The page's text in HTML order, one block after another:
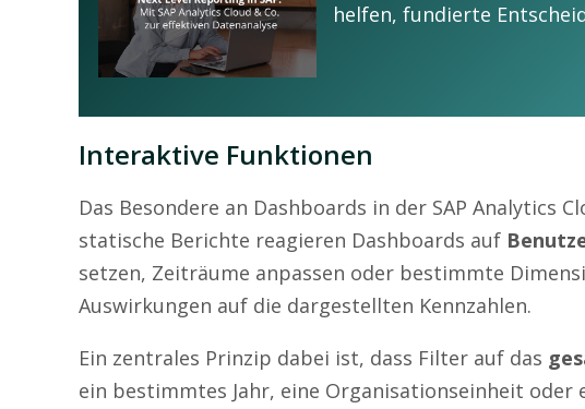
helfen, fundierte
Interaktive Funktionen
Das Besondere an Dashboards in der SAP Analytics
statische Berichte reagieren Dashboards auf
setzen, Zeiträume anpassen oder bestimmte
Auswirkungen auf die dargestellten Kennzahlen.
Ein zentrales Prinzip dabei ist, dass Filter auf das
ein bestimmtes Jahr, eine Organisationseinheit